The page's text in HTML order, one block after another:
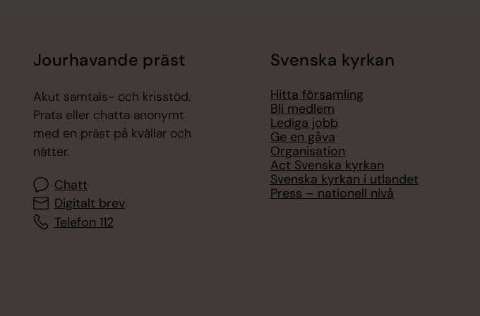
Jourhavande präst
Akut samtals- och krisstöd.
Prata eller chatta anonymt
med en präst på kvällar och
nätter.
Chatt
Digitalt brev
Telefon 112
Svenska kyrkan
Hitta församling
Bli medlem
Lediga jobb
Ge en gåva
Organisation
Act Svenska kyrkan
Svenska kyrkan i utlandet
Press – nationell nivå